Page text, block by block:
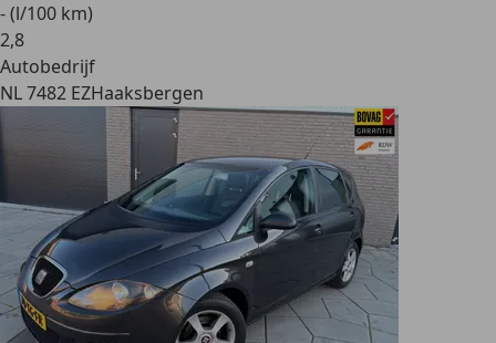
- (l/100 km)
2,8
Autobedrijf
NL 7482 EZHaaksbergen